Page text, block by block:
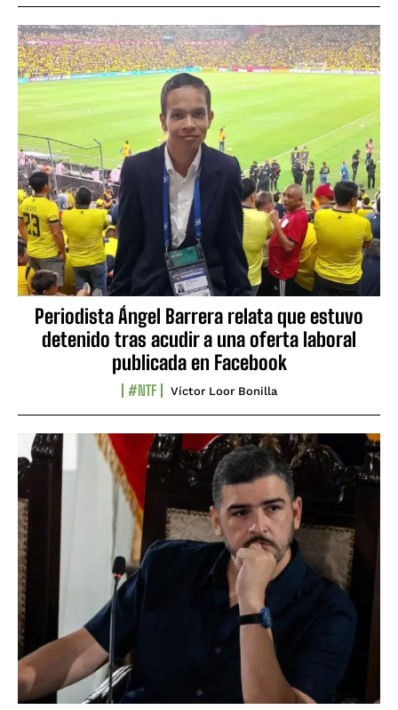
Periodista Ángel Barrera relata que estuvo
detenido tras acudir a una oferta laboral
publicada en Facebook
#NTF Víctor Loor Bonilla